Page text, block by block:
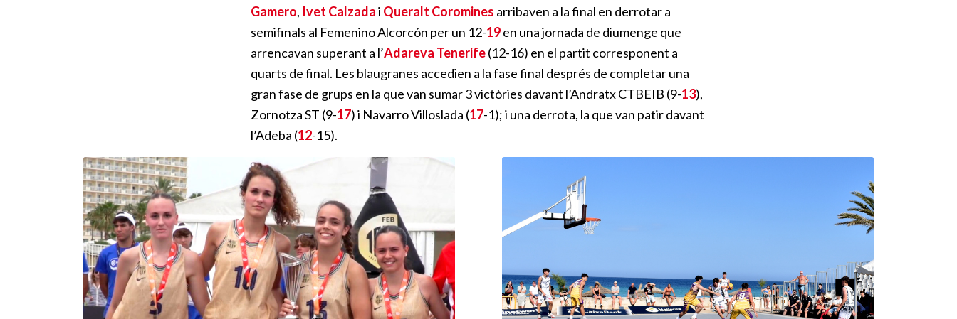
Gamero, Ivet Calzadai Queralt Coromines arribaven a la final en derrotar a
semifinals al Femenino Alcorcón per un 12-19en una jornada de diumenge que
arrencavan superant a l’Adareva Tenerife(12-16) en el partit corresponent a
quarts de final. Les blaugranes accedien a la fase final després de completar una
gran fase de grups en la que van sumar 3 victòries davant l’Andratx CTBEIB (9-13),
Zornotza ST (9-17) i Navarro Villoslada (17-1); i una derrota, la que van patir davant
l’Adeba (12-15).